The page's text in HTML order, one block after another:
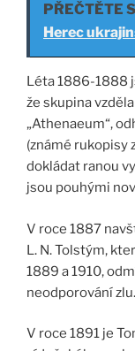
PŘEČTĚTE
Herec
Léta 1886-1888
že skupina
„Athenaeum“,
(známé rukopisy
dokládat ranou
jsou pouhými
V roce 1887
L. N. Tolstým,
1889 a 1910,
neodporování zlu.
V roce 1891 je